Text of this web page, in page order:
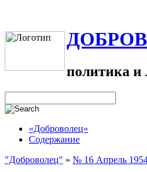
политика и
«Доброволец»
Содержание
"Доброволец" » № 16 Апрель